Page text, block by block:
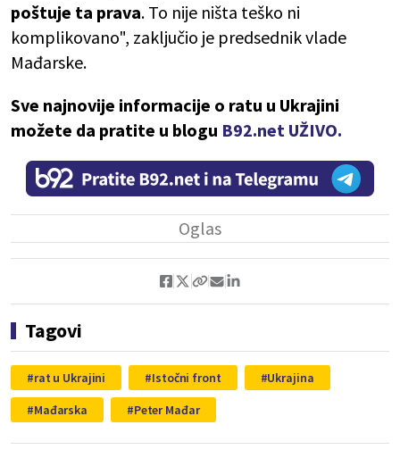
poštuje ta prava. To nije ništa teško ni
komplikovano", zaključio je predsednik vlade
Mađarske.
Sve najnovije informacije o ratu u Ukrajini
možete da pratite u blogu B92.net UŽIVO.
Tagovi
rat u Ukrajini Istočni front
Ukrajina
Mađarska
Peter Mađar